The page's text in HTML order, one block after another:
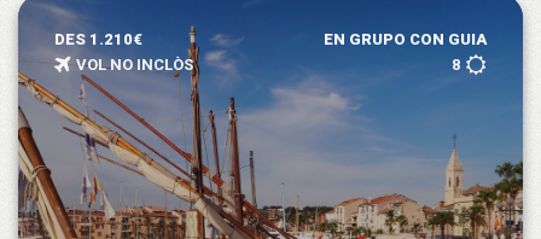
DES 1.210€
EN GRUPO CON GUIA
VOL NO INCLÒS
8